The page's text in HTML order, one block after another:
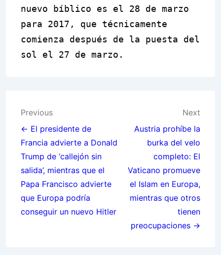
nuevo bíblico es el 28 de marzo
para 2017, que técnicamente
comienza después de la puesta del
sol el 27 de marzo.
Post
navigation
Previous
← El presidente de
Francia advierte a Donald
Trump de ‘callejón sin
salida’, mientras que el
Papa Francisco advierte
que Europa podría
conseguir un nuevo Hitler
Next
Austria prohíbe la
burka del velo
completo: El
Vaticano promueve
el Islam en Europa,
mientras que otros
tienen
preocupaciones →